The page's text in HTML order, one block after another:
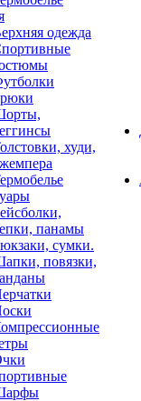
одежда
худи,
панамы
сумки.
повязки,